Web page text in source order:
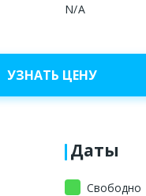
N/A
УЗНАТЬ ЦЕНУ
Даты
Свободно